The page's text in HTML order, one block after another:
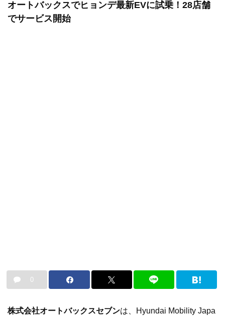
オートバックスでヒョンデ最新EVに試乗！28店舗
でサービス開始
0
株式会社オートバックスセブンは、Hyundai Mobility Japa